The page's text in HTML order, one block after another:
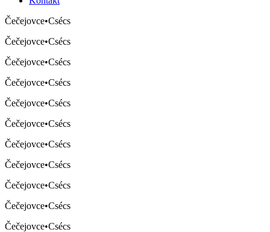
Čečejovce•Csécs
Čečejovce•Csécs
Čečejovce•Csécs
Čečejovce•Csécs
Čečejovce•Csécs
Čečejovce•Csécs
Čečejovce•Csécs
Čečejovce•Csécs
Čečejovce•Csécs
Čečejovce•Csécs
Čečejovce•Csécs